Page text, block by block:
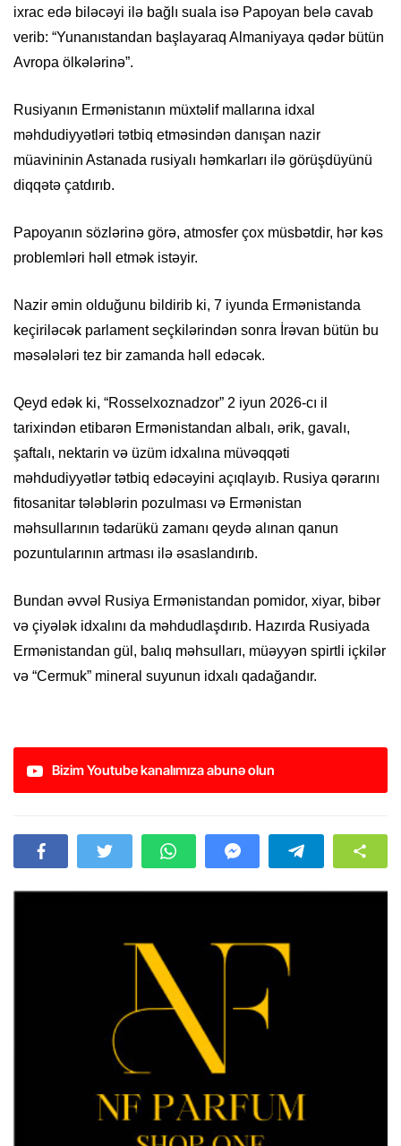
ixrac edə biləcəyi ilə bağlı suala isə Papoyan belə cavab
verib: “Yunanıstandan başlayaraq Almaniyaya qədər bütün
Avropa ölkələrinə”.
Rusiyanın Ermənistanın müxtəlif mallarına idxal
məhdudiyyətləri tətbiq etməsindən danışan nazir
müavininin Astanada rusiyalı həmkarları ilə görüşdüyünü
diqqətə çatdırıb.
Papoyanın sözlərinə görə, atmosfer çox müsbətdir, hər kəs
problemləri həll etmək istəyir.
Nazir əmin olduğunu bildirib ki, 7 iyunda Ermənistanda
keçiriləcək parlament seçkilərindən sonra İrəvan bütün bu
məsələləri tez bir zamanda həll edəcək.
Qeyd edək ki, “Rosselxoznadzor” 2 iyun 2026-cı il
tarixindən etibarən Ermənistandan albalı, ərik, gavalı,
şaftalı, nektarin və üzüm idxalına müvəqqəti
məhdudiyyətlər tətbiq edəcəyini açıqlayıb. Rusiya qərarını
fitosanitar tələblərin pozulması və Ermənistan
məhsullarının tədarükü zamanı qeydə alınan qanun
pozuntularının artması ilə əsaslandırıb.
Bundan əvvəl Rusiya Ermənistandan pomidor, xiyar, bibər
və çiyələk idxalını da məhdudlaşdırıb. Hazırda Rusiyada
Ermənistandan gül, balıq məhsulları, müəyyən spirtli içkilər
və “Cermuk” mineral suyunun idxalı qadağandır.
Bizim Youtube kanalımıza abunə olun